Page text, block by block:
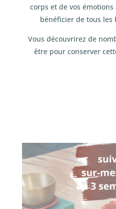
corps et de vos
bénéficier de tous
Vous découvrirez de
être pour conserver